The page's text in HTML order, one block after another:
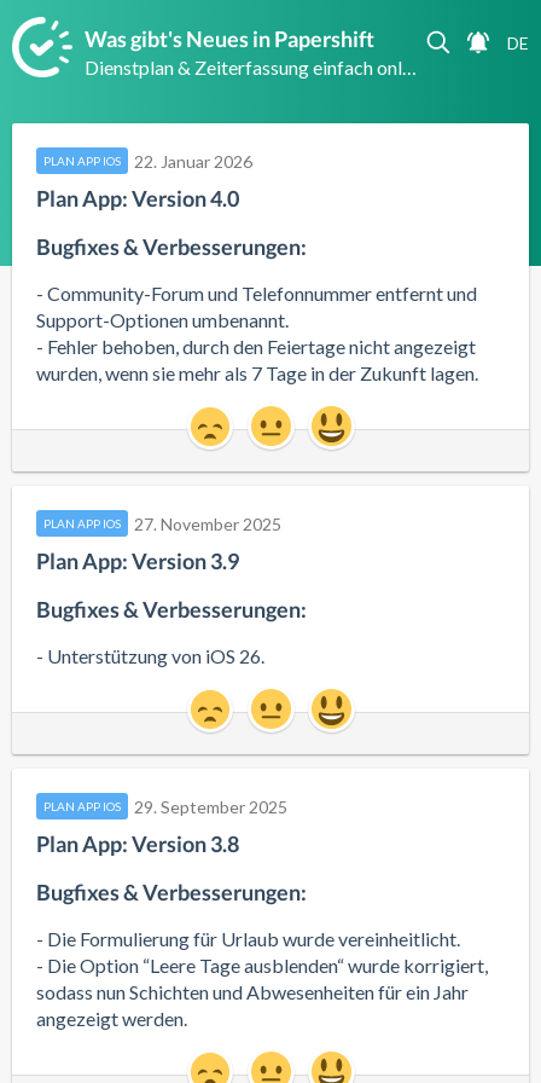
Was gibt's Neues in Papershift
Dienstplan & Zeiterfassung einfach online
PLAN APP IOS 22. Januar 2026
Plan App: Version 4.0
Bugfixes & Verbesserungen:
- Community-Forum und Telefonnummer entfernt und
Support-Optionen umbenannt.
- Fehler behoben, durch den Feiertage nicht angezeigt
wurden, wenn sie mehr als 7 Tage in der Zukunft lagen.
PLAN APP IOS 27. November 2025
Plan App: Version 3.9
Bugfixes & Verbesserungen:
- Unterstützung von iOS 26.
PLAN APP IOS 29. September 2025
Plan App: Version 3.8
Bugfixes & Verbesserungen:
- Die Formulierung für Urlaub wurde vereinheitlicht.
- Die Option “Leere Tage ausblenden“ wurde korrigiert,
sodass nun Schichten und Abwesenheiten für ein Jahr
angezeigt werden.